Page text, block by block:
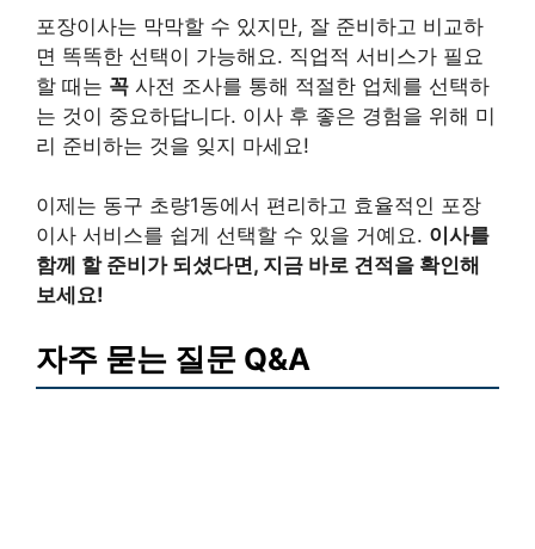
포장이사는 막막할 수 있지만, 잘 준비하고 비교하
면 똑똑한 선택이 가능해요. 직업적 서비스가 필요
할 때는 꼭 사전 조사를 통해 적절한 업체를 선택하
는 것이 중요하답니다. 이사 후 좋은 경험을 위해 미
리 준비하는 것을 잊지 마세요!
이제는 동구 초량1동에서 편리하고 효율적인 포장
이사 서비스를 쉽게 선택할 수 있을 거예요. 이사를
함께 할 준비가 되셨다면, 지금 바로 견적을 확인해
보세요!
자주 묻는 질문 Q&A